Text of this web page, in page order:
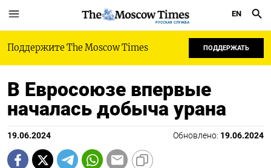
РУССКАЯ СЛУЖБА
EN
Поддержите The Moscow Times ПОДДЕРЖАТЬ
В Евросоюзе впервые
началась добыча урана
19.06.2024 Обновлено: 19.06.2024